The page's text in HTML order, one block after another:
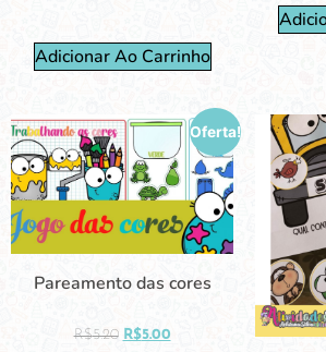
Adicionar Ao Carrinho
Oferta!
Pareamento das cores
R$5.20 R$5.00